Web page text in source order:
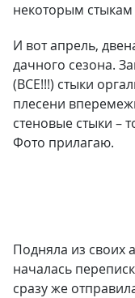
некоторым стыкам
И вот апрель,
дачного сезона.
(ВСЕ!!!) стыки
плесени
стеновые стыки –
Фото прилагаю.
Подняла из своих
началась
сразу же